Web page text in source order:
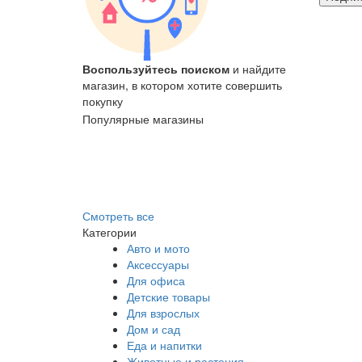
Воспользуйтесь поиском и найдите
магазин, в котором хотите совершить
покупку
Популярные магазины
Смотреть все
Категории
Авто и мото
Аксессуары
Для офиса
Детские товары
Для взрослых
Дом и сад
Еда и напитки